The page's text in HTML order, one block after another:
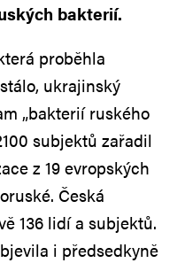
bakterií.
proběhla
ukrajinský
„bakterií ruského
subjektů zařadil
z 19 evropských
Česká
136 lidí a subjektů.
i předsedkyně